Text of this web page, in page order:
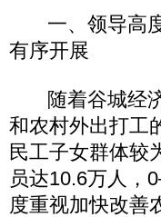
一、领导高度
有序开展
随着谷城经济
和农村外出打工
民工子女群体较
员达10.6万人，
度重视加快改善